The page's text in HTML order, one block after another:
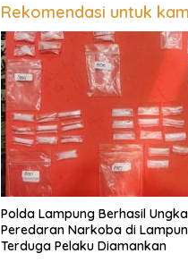
Rekomendasi untuk
Polda Lampung Berhasil
Peredaran Narkoba di
Terduga Pelaku Diamankan